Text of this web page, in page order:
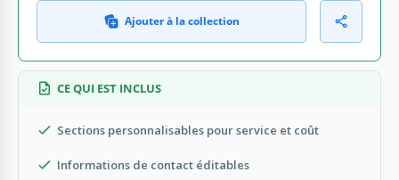
Ajouter à la collection
CE QUI EST INCLUS
Sections personnalisables pour service et coût
Informations de contact éditables